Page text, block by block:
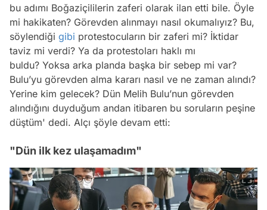
bu adımı Boğaziçililerin zaferi olarak ilan etti bile. Öyle
mi hakikaten? Görevden alınmayı nasıl okumalıyız? Bu,
söylendiği gibi protestocuların bir zaferi mi? İktidar
taviz mi verdi? Ya da protestoları haklı mı
buldu? Yoksa arka planda başka bir sebep mi var?
Bulu’yu görevden alma kararı nasıl ve ne zaman alındı?
Yerine kim gelecek? Dün Melih Bulu’nun görevden
alındığını duyduğum andan itibaren bu soruların peşine
düştüm' dedi. Alçı şöyle devam etti:
"Dün ilk kez ulaşamadım"